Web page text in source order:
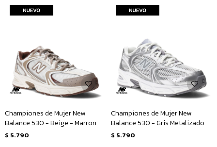
Championes de Mujer New
Balance 530 - Beige - Marron
$ 5.790
Championes de Mujer New
Balance 530 - Gris Metalizado
$ 5.790